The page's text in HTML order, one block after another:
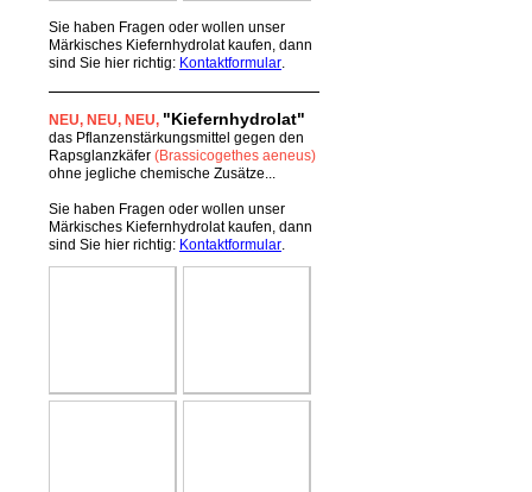
Sie haben Fragen oder wollen unser
Märkisches Kiefernhydrolat kaufen, dann
sind Sie hier richtig: Kontaktformular
NEU, NEU, NEU, "Kiefernhydrolat"
das Pflanzenstärkungsmittel gegen den
Rapsglanzkäfer (Brassicogethes aeneus)
ohne jegliche chemische Zusätze...
Sie haben Fragen oder wollen unser
Märkisches Kiefernhydrolat kaufen, dann
sind Sie hier richtig: Kontaktformular